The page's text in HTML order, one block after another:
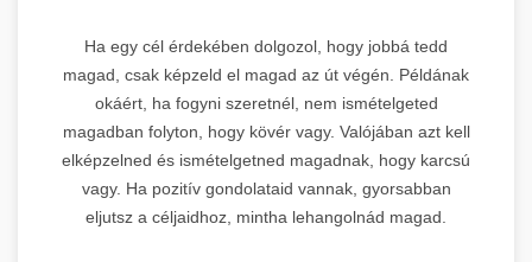
Ha egy cél érdekében dolgozol, hogy jobbá tedd
magad, csak képzeld el magad az út végén. Példának
okáért, ha fogyni szeretnél, nem ismételgeted
magadban folyton, hogy kövér vagy. Valójában azt kell
elképzelned és ismételgetned magadnak, hogy karcsú
vagy. Ha pozitív gondolataid vannak, gyorsabban
eljutsz a céljaidhoz, mintha lehangolnád magad.